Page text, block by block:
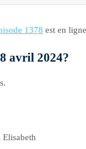
1378 est en
avril 2024?
Elisabeth